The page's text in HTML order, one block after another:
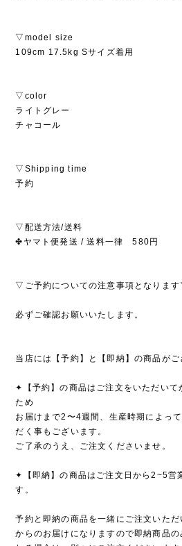
▽model size
109cm 17.5kg Sサイズ着用
▽color
ライトグレー
チャコール
▽Shipping time
予約
▽配送方法/送料
✤ヤマト便発送 / 送料一律 580円
▽ご予約についての注意事項となりま
必ずご確認お願いいたします。
当店には【予約】と【即納】の商品がご
✦【予約】の商品はご注文をいただいて
ため
お届けまで2〜4週間、生産時期によっ
だく事もございます。
ご了承のうえ、ご注文くださいませ。
✦【即納】の商品はご注文日から2~5営
す。
予約と即納の商品を一緒にご注文いた
からのお届けになりますので即納商品